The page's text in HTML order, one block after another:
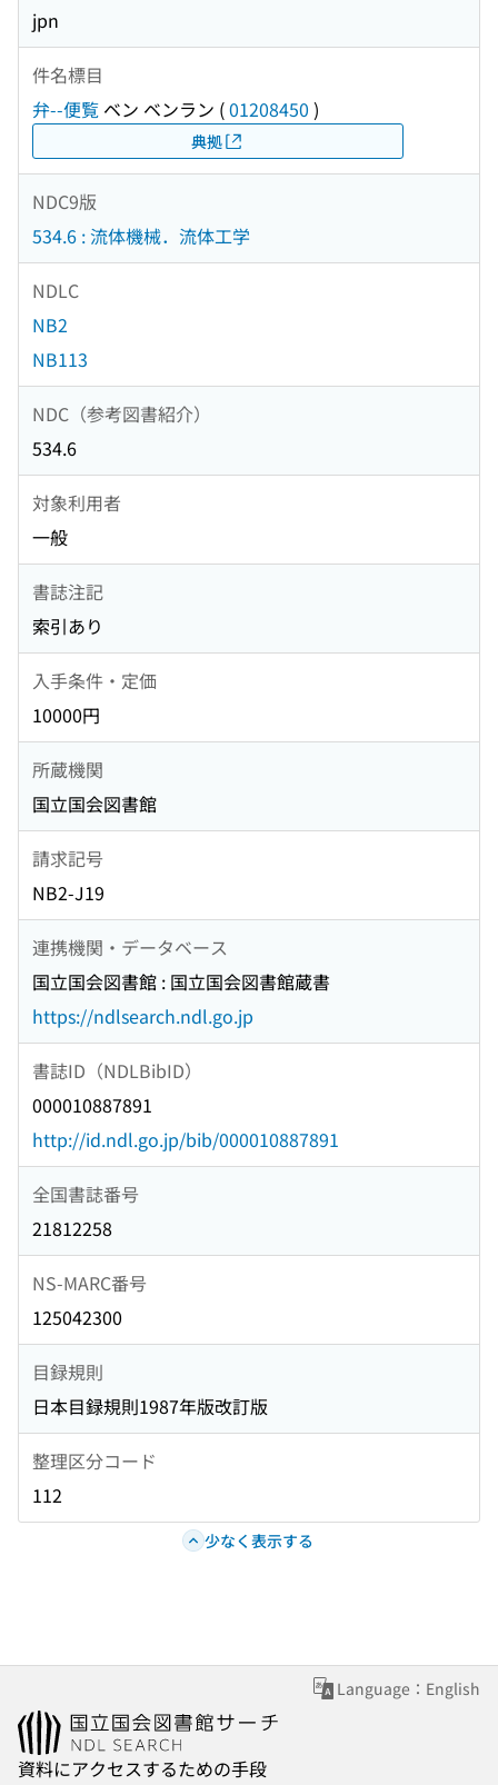
jpn
件名標目
弁--便覧 ベン ベンラン (01208450 )
典拠
NDC9版
534.6 : 流体機械．流体工学
NDLC
NB2
NB113
NDC（参考図書紹介）
534.6
対象利用者
一般
書誌注記
索引あり
入手条件・定価
10000円
所蔵機関
国立国会図書館
請求記号
NB2-J19
連携機関・データベース
国立国会図書館 : 国立国会図書館蔵書
https://ndlsearch.ndl.go.jp
書誌ID（NDLBibID）
000010887891
http://id.ndl.go.jp/bib/000010887891
全国書誌番号
21812258
NS-MARC番号
125042300
目録規則
日本目録規則1987年版改訂版
整理区分コード
112
少なく表示する
Language：English
資料にアクセスするための手段